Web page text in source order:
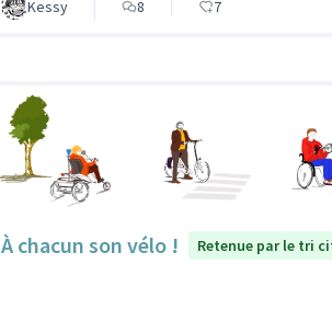
Kessy 8 7
À chacun son vélo ! Retenue par le tri